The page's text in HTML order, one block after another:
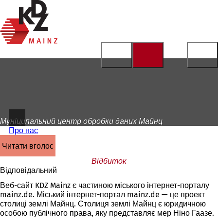
Перейти до змісту
головну
сторінку
Муніципальний центр обробки даних Майнц
Про нас
читати вголос
Відбиток
Відповідальний
Веб-сайт KDZ Mainz є частиною міського інтернет-порталу
mainz.de. Міський інтернет-портал mainz.de — це проект
столиці землі Майнц. Столиця землі Майнц є юридичною
особою публічного права, яку представляє мер Ніно Гаазе.